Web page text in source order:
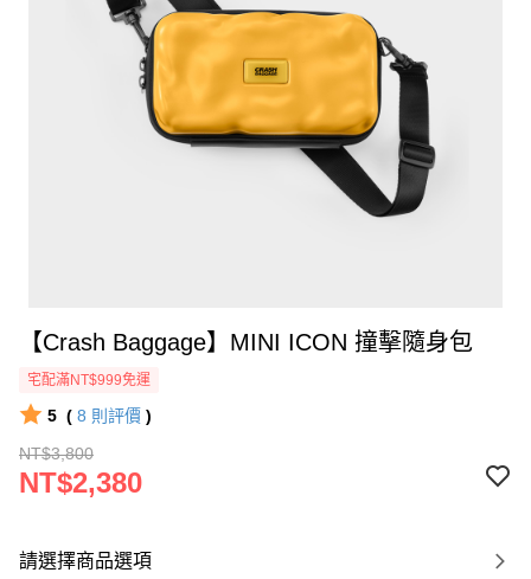
【Crash Baggage】MINI ICON 撞擊隨身包
宅配滿NT$999免運
5 ( 8 則評價 )
NT$3,800
NT$2,380
請選擇商品選項